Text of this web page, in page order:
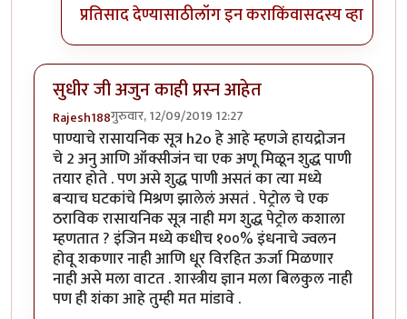
प्रतिसाद देण्यासाठीलॉग इन कराकिंवासदस्य व्हा
सुधीर जी अजुन काही प्रस्न आहेत
Rajesh188गुरुवार, 12/09/2019 12:27
पाण्याचे रासायनिक सूत्र h2o हे आहे म्हणजे हायद्रोजन
चे 2 अनु आणि ऑक्सीजंन चा एक अणू मिळून शुद्ध पाणी
तयार होते . पण असे शुद्ध पाणी असतं का त्या मध्ये
बऱ्याच घटकांचे मिश्रण झालेलं असतं . पेट्रोल चे एक
ठराविक रासायनिक सूत्र नाही मग शुद्ध पेट्रोल कशाला
म्हणतात ? इंजिन मध्ये कधीच १००% इंधनाचे ज्वलन
होवू शकणार नाही आणि धूर विरहित ऊर्जा मिळणार
नाही असे मला वाटत . शास्त्रीय ज्ञान मला बिलकुल नाही
पण ही शंका आहे तुम्ही मत मांडावे .